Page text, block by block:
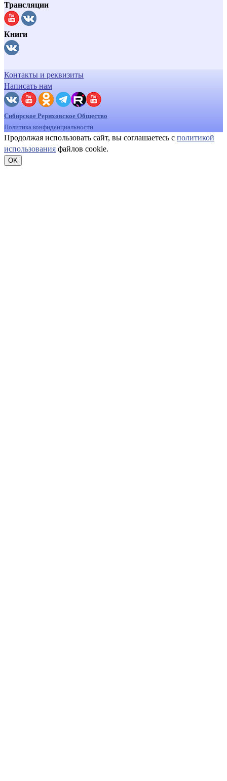
Трансляции
Книги
Контакты и реквизиты
Написать нам
Сибирское Рериховское Общество
Политика конфиденциальности
Продолжая использовать сайт, вы соглашаетесь с политикой
использования файлов cookie.
OK